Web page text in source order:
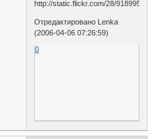
Отредактировано Lenka
(2006-04-06 07:26:59)
0